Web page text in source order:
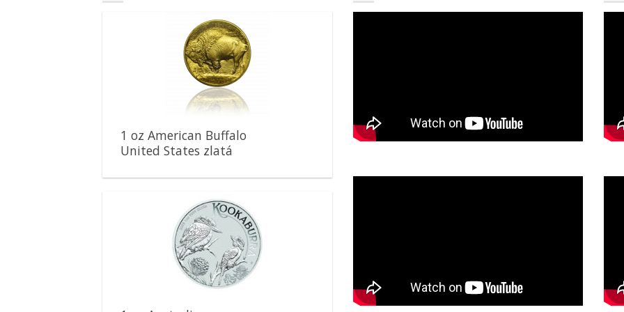
Pridať k
obľúbeným
1 oz American Buffalo
United States zlatá
Pridať k
obľúbeným